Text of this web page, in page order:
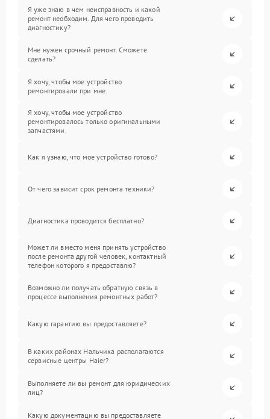
Я уже знаю в чем неисправность и какой
ремонт необходим. Для чего проводить
диагностику?
Мне нужен срочный ремонт. Сможете
сделать?
Я хочу, чтобы мое устройство
ремонтировали при мне.
Я хочу, чтобы мое устройство
ремонтировалось только оригинальными
запчастями.
Как я узнаю, что мое устройство готово?
От чего зависит срок ремонта техники?
Диагностика проводится бесплатно?
Может ли вместо меня принять устройство
после ремонта другой человек, контактный
телефон которого я предоставлю?
Возможно ли получать обратную связь в
процессе выполнения ремонтных работ?
Какую гарантию вы предоставляете?
В каких районах Нальчика располагаются
сервисные центры Haier?
Выполняете ли вы ремонт для юридических
лиц?
Какую документацию вы предоставляете